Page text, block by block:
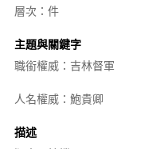
層次：件
主題與關鍵字
職銜權威：吉林督軍
人名權威：鮑貴卿
描述